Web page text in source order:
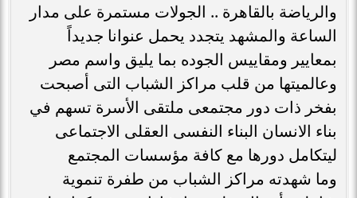
والرياضة بالقاهرة .. الجولات مستمرة على مدار
الساعة والمشهد يتجدد يحمل عنوانا جديداً
بمعايير ومقاييس الجوده بما يليق واسم مصر
وعالميتها من قلب مراكز الشباب التى أصبحت
بفخر ذات دور مجتمعى ملتقى الأسرة تسهم في
بناء الانسان البناء النفسى العقلى الاجتماعى
ليتكامل دورها مع كافة مؤسسات المجتمع
وما شهدته مراكز الشباب من طفرة تنموية